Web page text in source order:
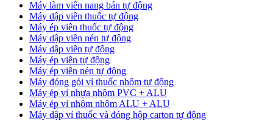
Máy làm viên nang bán tự động
Máy dập viên thuốc tự động
​Máy ép viên thuốc tự động
​Máy dập viên nén tự động
​Máy dập viên tự động
Máy ép viên tự động
​Máy ép viên nén tự động
Máy đóng gói vỉ thuốc nhôm tự động
​Máy ép vỉ nhựa nhôm PVC + ALU
​Máy ép vỉ nhôm nhôm ALU + ALU
Máy dập vỉ thuốc và đóng hộp carton tự động